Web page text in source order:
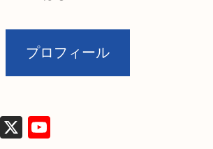
プロフィール
In
X